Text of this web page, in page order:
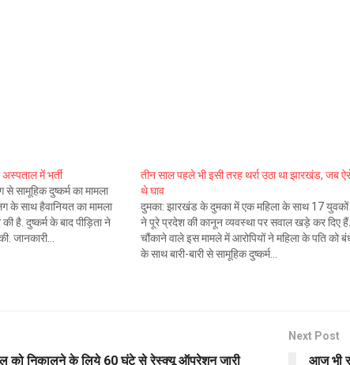
अस्पताल में भर्ती
सामूहिक दुष्कर्म का मामला
के साथ हैवानियत का मामला
है. दुष्कर्म के बाद पीड़िता ने
जानकारी…
तीन साल पहले भी इसी तरह थर्रा उठा था झारखंड, जब
थे घाव
दुमका: झारखंड के दुमका में एक महिला के साथ 17 युवकों
ने पूरे प्रदेश की कानून व्यवस्था पर सवाल खड़े कर दिए
चौंकाने वाले इस मामले में आरोपियों ने महिला के पति को
के साथ बारी-बारी से सामूहिक दुष्कर्म…
को निकालने के लिये 60 घंटे से रेस्क्यू ऑपरेशन जारी
Next Post
आज भी